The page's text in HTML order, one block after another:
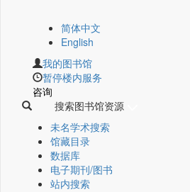
简体中文
English
我的图书馆
暂停楼内服务
咨询
搜索图书馆资源
未名学术搜索
馆藏目录
数据库
电子期刊/图书
站内搜索